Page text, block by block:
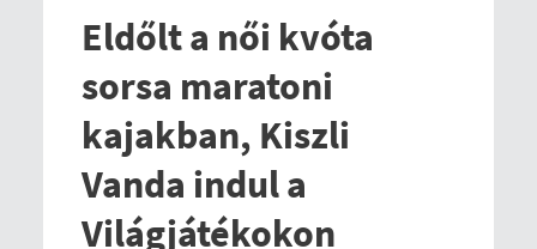
Eldőlt a női kvóta
sorsa maratoni
kajakban, Kiszli
Vanda indul a
Világjátékokon